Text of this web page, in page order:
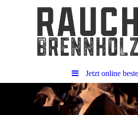
Jetzt online